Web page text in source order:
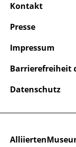
Kontakt
Presse
Impressum
Barrierefreiheit
Datenschutz